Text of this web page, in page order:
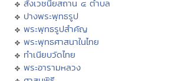
สังเวชนียสถาน ๔ ตำบล
ปางพระพุทธรูป
พระพุทธรูปสำคัญ
พระพุทธศาสนาในไทย
ทำเนียบวัดไทย
พระอารามหลวง